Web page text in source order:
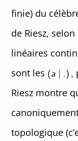
finie) du
de Riesz,
linéaires
sont les
Riesz montre
topologique